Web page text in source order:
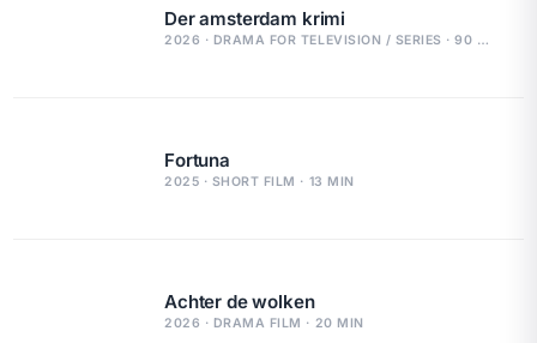
Der amsterdam krimi
2026 · DRAMA FOR TELEVISION / SERIES · 90 MIN
Fortuna
2025 · SHORT FILM · 13 MIN
Achter de wolken
2026 · DRAMA FILM · 20 MIN